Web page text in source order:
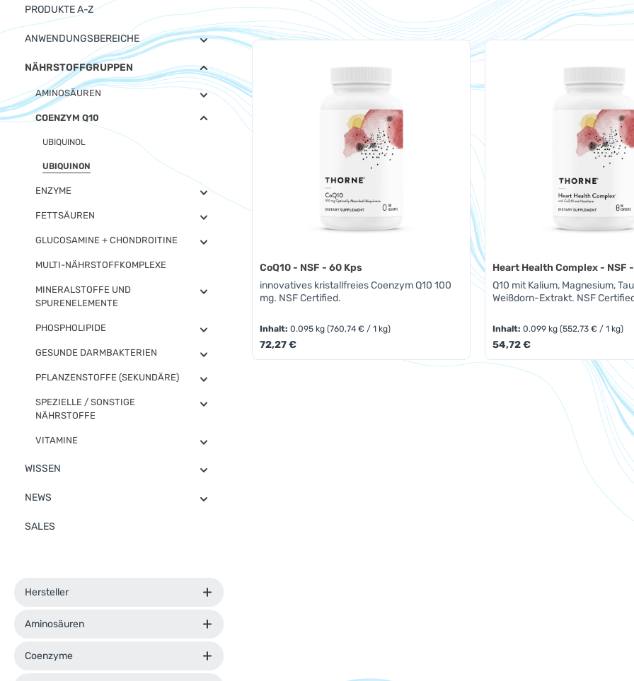
PRODUKTE A-Z
ANWENDUNGSBEREICHE
NÄHRSTOFFGRUPPEN
AMINOSÄUREN
COENZYM Q10
UBIQUINOL
UBIQUINON
ENZYME
FETTSÄUREN
GLUCOSAMINE + CHONDROITINE
MULTI-NÄHRSTOFFKOMPLEXE
MINERALSTOFFE UND
SPURENELEMENTE
PHOSPHOLIPIDE
GESUNDE DARMBAKTERIEN
PFLANZENSTOFFE (SEKUNDÄRE)
SPEZIELLE / SONSTIGE
NÄHRSTOFFE
VITAMINE
WISSEN
NEWS
SALES
Hersteller
Aminosäuren
Coenzyme
CoQ10 - NSF - 60 Kps
innovatives kristallfreies Coenzym Q10 100
mg. NSF Certified.
Inhalt:0.095 kg(760,74 € / 1 kg)
Regulärer Preis:
72,27 €
Produkt Anzahl: Gib den gewünschten Wert
Heart Health Complex - NSF
Q10 mit Kalium, Magnesium,
Weißdorn-Extrakt. NSF
Inhalt:0.099 kg(552,73 € / 1 kg)
Regulärer Preis:
54,72 €
Produkt